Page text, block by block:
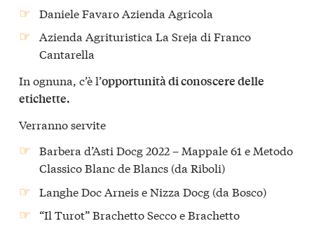
Daniele Favaro Azienda Agricola
Azienda Agrituristica La Sreja di Franco
Cantarella
In ognuna, c’è l’opportunità di conoscere delle
etichette.
Verranno servite
Barbera d’Asti Docg 2022 – Mappale 61 e Metodo
Classico Blanc de Blancs (da Riboli)
Langhe Doc Arneis e Nizza Docg (da Bosco)
“Il Turot” Brachetto Secco e Brachetto